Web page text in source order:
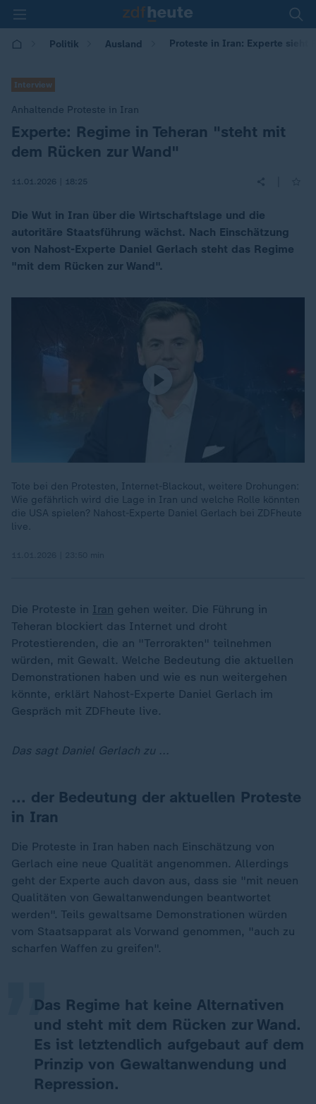
Politik Ausland Proteste in Iran: Experte sieht
Interview
Anhaltende Proteste in Iran
:Experte: Regime in Teheran "steht mit
dem Rücken zur Wand"
11.01.2026 | 18:25
Die Wut in Iran über die Wirtschaftslage und die
autoritäre Staatsführung wächst. Nach Einschätzung
von Nahost-Experte Daniel Gerlach steht das Regime
"mit dem Rücken zur Wand".
Tote bei den Protesten, Internet-Blackout, weitere Drohungen:
Wie gefährlich wird die Lage in Iran und welche Rolle könnten
die USA spielen? Nahost-Experte Daniel Gerlach bei ZDFheute
live.
Die Proteste in Iran gehen weiter. Die Führung in
Teheran blockiert das Internet und droht
Protestierenden, die an "Terrorakten" teilnehmen
würden, mit Gewalt. Welche Bedeutung die aktuellen
Demonstrationen haben und wie es nun weitergehen
könnte, erklärt Nahost-Experte Daniel Gerlach im
Gespräch mit ZDFheute live.
Das sagt Daniel Gerlach zu ...
... der Bedeutung der aktuellen Proteste
in Iran
Die Proteste in Iran haben nach Einschätzung von
Gerlach eine neue Qualität angenommen. Allerdings
geht der Experte auch davon aus, dass sie "mit neuen
Qualitäten von Gewaltanwendungen beantwortet
werden". Teils gewaltsame Demonstrationen würden
vom Staatsapparat als Vorwand genommen, "auch zu
scharfen Waffen zu greifen".
Das Regime hat keine Alternativen
und steht mit dem Rücken zur Wand.
Es ist letztendlich aufgebaut auf dem
Prinzip von Gewaltanwendung und
Repression.
„